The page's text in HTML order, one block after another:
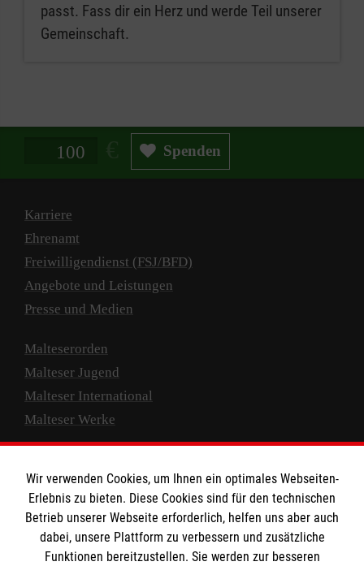
passt. Fass dir ein Herz und werde Teil unserer
Gemeinschaft.
Spendenbetrag in Euro Spenden
Karriere
Ehrenamt
Freiwilligendienst (FSJ/BFD)
Angebote und Leistungen
Presse und Medien
Malteserorden
Malteser Jugend
Malteser International
Malteser Werke
Prävention
Compliance
Transparenz
Spenden und Helfen
Wir verwenden Cookies, um Ihnen ein optimales Webseiten-
Erlebnis zu bieten. Diese Cookies sind für den technischen
Betrieb unserer Webseite erforderlich, helfen uns aber auch
dabei, unsere Plattform zu verbessern und zusätzliche
Funktionen bereitzustellen. Sie werden zur besseren